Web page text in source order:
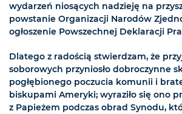
wydarzeń niosących nadzieję na
powstanie Organizacji Narodów
ogłoszenie Powszechnej Deklaracji
Dlatego z radością stwierdzam, że
soborowych przyniosło dobroczynne
pogłębionego poczucia komunii i
biskupami Ameryki; wyraziło się ono
z Papieżem podczas obrad Synodu,